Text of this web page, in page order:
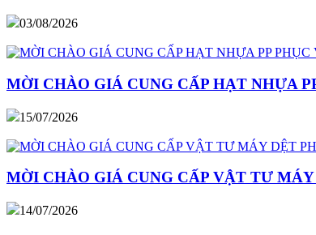
03/08/2026
MỜI CHÀO GIÁ CUNG CẤP HẠT NHỰA
15/07/2026
MỜI CHÀO GIÁ CUNG CẤP VẬT TƯ
14/07/2026